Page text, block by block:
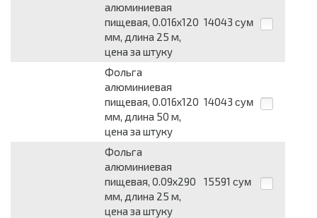
алюминиевая
пищевая, 0.016х120
мм, длина 25 м,
цена за штуку
14043 сум
Фольга
алюминиевая
пищевая, 0.016х120
мм, длина 50 м,
цена за штуку
14043 сум
Фольга
алюминиевая
пищевая, 0.09х290
мм, длина 25 м,
цена за штуку
15591 сум